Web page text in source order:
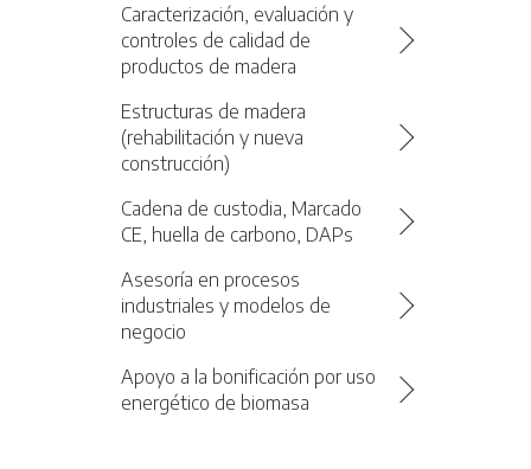
Caracterización, evaluación y
controles de calidad de
productos de madera
Estructuras de madera
(rehabilitación y nueva
construcción)
Cadena de custodia, Marcado
CE, huella de carbono, DAPs
Asesoría en procesos
industriales y modelos de
negocio
Apoyo a la bonificación por uso
energético de biomasa